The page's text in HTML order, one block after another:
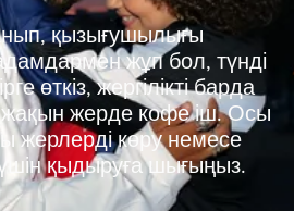
қызығушылығы
жұп бол, түнді
өткіз, жергілікті барда
жерде кофе іш. Осы
жерлерді көру немесе
қыдыруға шығыңыз.